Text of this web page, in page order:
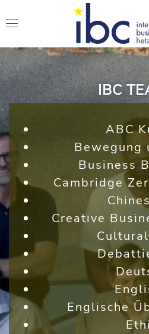
IBC
ABC
Bewegung
Business
Cambridge
Creative
Englische